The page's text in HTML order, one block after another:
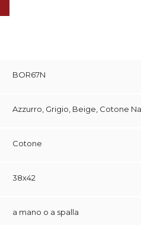
BOR67N
Azzurro, Grigio, Beige, Cotone
Cotone
38x42
a mano o a spalla